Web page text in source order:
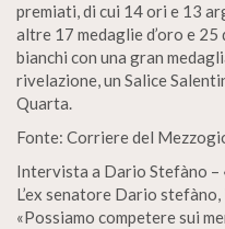
premiati, di cui 14 ori e 13
altre 17 medaglie d’oro e
bianchi con una gran
rivelazione, un Salice
Quarta.
Fonte: Corriere del
Intervista a Dario Stefàno –
L’ex senatore Dario
«Possiamo competere sui